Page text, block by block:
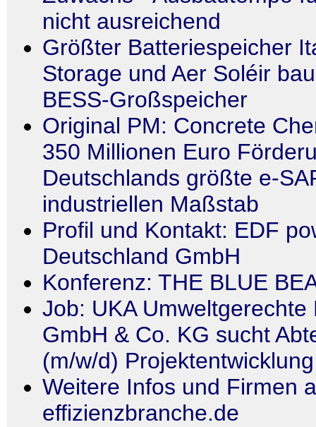
nicht ausreichend
Größter Batteriespeicher
Storage und Aer Soléir
BESS-Großspeicher
Original PM: Concrete
350 Millionen Euro
Deutschlands größte e-
industriellen Maßstab
Profil und Kontakt: EDF
Deutschland GmbH
Konferenz: THE BLUE
Job: UKA Umweltgerechte
GmbH & Co. KG sucht
(m/w/d)
Weitere Infos und Firmen
effizienzbranche.de